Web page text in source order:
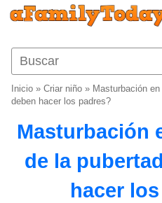
Inicio » Criar niño » Masturbación
deben hacer los padres?
Masturbación
de la
hacer